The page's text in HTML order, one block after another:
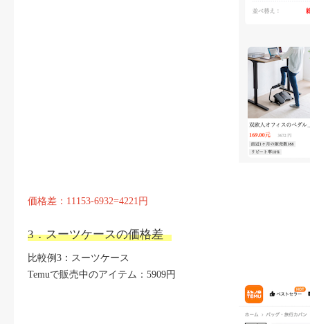
価格差：11153-6932=4221円
3．スーツケースの価格差
比較例3：スーツケース
Temuで販売中のアイテム：5909円